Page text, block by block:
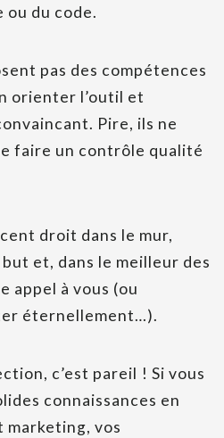
du code.
pas des compétences
orienter l’outil et
Pire, ils ne
faire un contrôle qualité
droit dans le mur,
et, dans le meilleur des
appel à vous (ou
éternellement…).
c’est pareil ! Si vous
connaissances en
vos